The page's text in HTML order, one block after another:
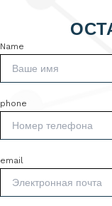
Name
phone
email